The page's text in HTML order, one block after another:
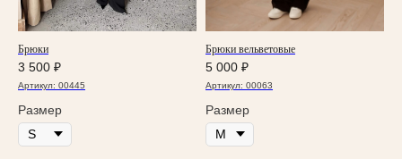
Брюки
3 500 ₽
Артикул: 00445
Размер
Брюки вельветовые
5 000 ₽
Артикул: 00063
Размер